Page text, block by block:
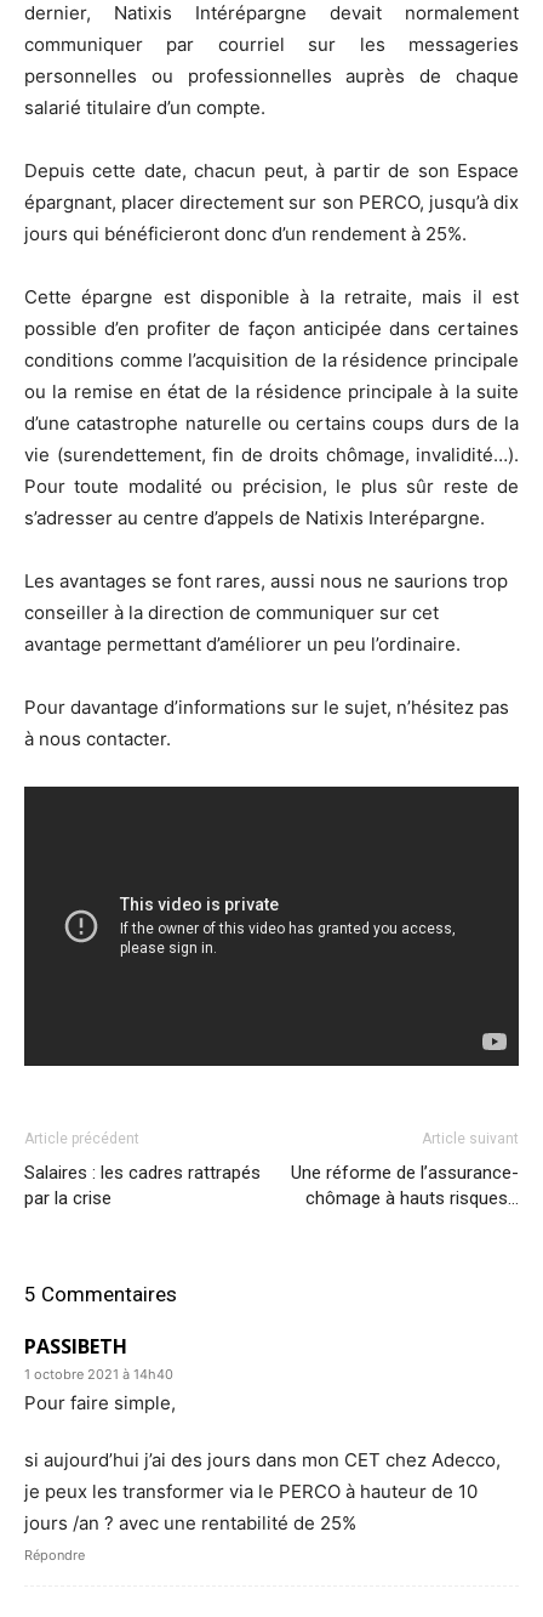
dernier, Natixis Intérépargne devait normalement
communiquer par courriel sur les messageries
personnelles ou professionnelles auprès de chaque
salarié titulaire d’un compte.
Depuis cette date, chacun peut, à partir de son Espace
épargnant, placer directement sur son PERCO, jusqu’à dix
jours qui bénéficieront donc d’un rendement à 25%.
Cette épargne est disponible à la retraite, mais il est
possible d’en profiter de façon anticipée dans certaines
conditions comme l’acquisition de la résidence principale
ou la remise en état de la résidence principale à la suite
d’une catastrophe naturelle ou certains coups durs de la
vie (surendettement, fin de droits chômage, invalidité…).
Pour toute modalité ou précision, le plus sûr reste de
s’adresser au centre d’appels de Natixis Interépargne.
Les avantages se font rares, aussi nous ne saurions trop
conseiller à la direction de communiquer sur cet
avantage permettant d’améliorer un peu l’ordinaire.
Pour davantage d’informations sur le sujet, n’hésitez pas
à nous contacter.
Article précédent
Salaires : les cadres rattrapés
par la crise
Article suivant
Une réforme de l’assurance-
chômage à hauts risques…
5 Commentaires
PASSIBETH
1 octobre 2021 à 14h40
Pour faire simple,
si aujourd’hui j’ai des jours dans mon CET chez Adecco,
je peux les transformer via le PERCO à hauteur de 10
jours /an ? avec une rentabilité de 25%
Répondre